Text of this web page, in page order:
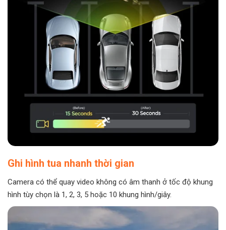
Ghi hình tua nhanh thời gian
Camera có thể quay video không có âm thanh ở tốc độ khung
hình tùy chọn là 1, 2, 3, 5 hoặc 10 khung hình/giây.